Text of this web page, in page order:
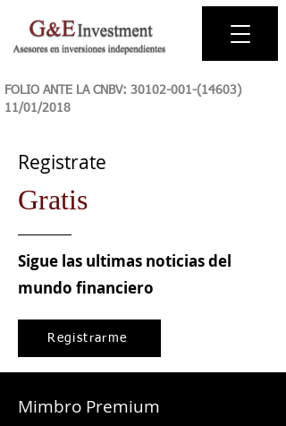
FOLIO ANTE LA CNBV: 30102-001-(14603)
11/01/2018
Registrate
Gratis
Sigue las ultimas noticias del
mundo financiero
Registrarme
Mimbro Premium